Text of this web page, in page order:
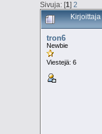
Sivuja: [1] 2
Kirjoittaja
tron6
Newbie
Viestejä: 6